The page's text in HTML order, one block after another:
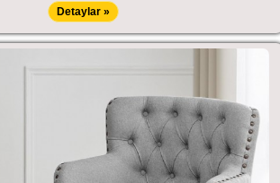
Detaylar »